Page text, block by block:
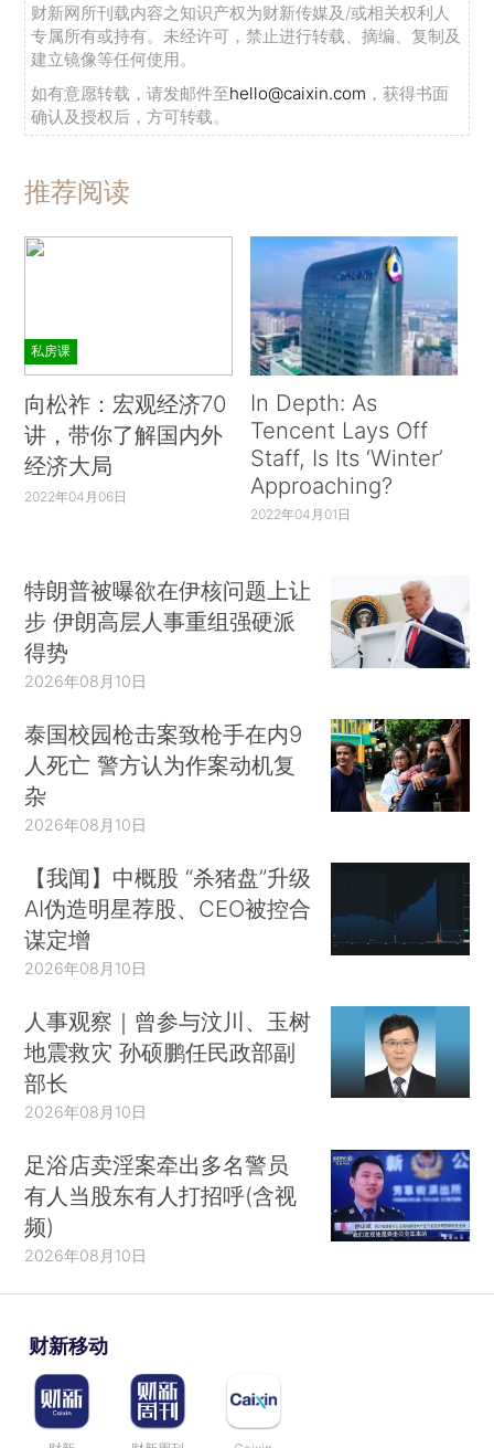
财新网所刊载内容之知识产权为财新传媒及/或相关权利人
专属所有或持有。未经许可，禁止进行转载、摘编、复制及
建立镜像等任何使用。
如有意愿转载，请发邮件至hello@caixin.com ，获得书面
确认及授权后，方可转载。
推荐阅读
私房课
向松祚：宏观经济70
讲，带你了解国内外
经济大局
2022年04月06日
In Depth: As
Tencent Lays Off
Staff, Is Its ‘Winter’
Approaching?
2022年04月01日
特朗普被曝欲在伊核问题上让
步 伊朗高层人事重组强硬派
得势
2026年08月10日
泰国校园枪击案致枪手在内9
人死亡 警方认为作案动机复
杂
2026年08月10日
【我闻】中概股 “杀猪盘”升级
AI伪造明星荐股、CEO被控合
谋定增
2026年08月10日
人事观察｜曾参与汶川、玉树
地震救灾 孙硕鹏任民政部副
部长
2026年08月10日
足浴店卖淫案牵出多名警员
有人当股东有人打招呼(含视
频)
2026年08月10日
财新移动